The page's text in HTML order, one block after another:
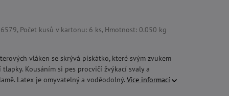
Počet kusů v kartonu: 6 ks, Hmotnost: 0.050 kg
vláken se skrývá pískátko, které svým zvukem
Kousáním si pes procvičí žvýkací svaly a
Latex je omyvatelný a voděodolný. Více informací